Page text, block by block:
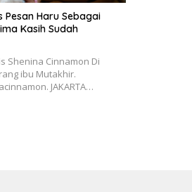
Pesan Haru Sebagai
Kasih Sudah
Shenina Cinnamon Di
ibu Mutakhir.
JAKARTA…